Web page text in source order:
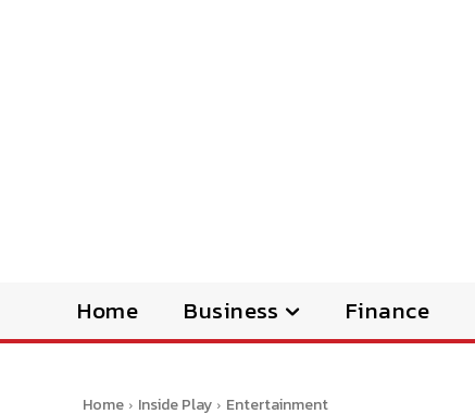
Home Business Finance
Home Inside Play Entertainment